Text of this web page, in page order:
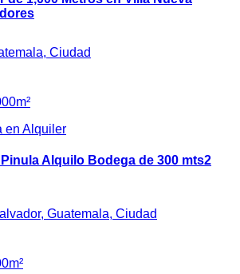
Ciudad
m²
en Alquiler
Alquilo Bodega de 300 mts2
Guatemala, Ciudad
m²